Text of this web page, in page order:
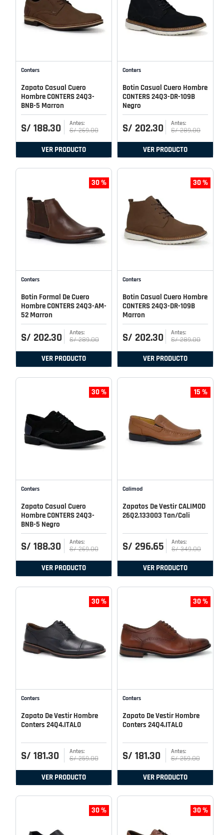
Conters
Zapato Casual Cuero
Hombre CONTERS 24Q3-
BNB-5 Marron
S/ 188.30 S/ 269.00
VER PRODUCTO
Conters
Botin Casual Cuero Hombre
CONTERS 24Q3-DR-109B
Negro
S/ 202.30 S/ 289.00
VER PRODUCTO
30 %
Conters
Botin Formal De Cuero
Hombre CONTERS 24Q3-AM-
52 Marron
S/ 202.30 S/ 289.00
VER PRODUCTO
30 %
Conters
Botin Casual Cuero Hombre
CONTERS 24Q3-DR-109B
Marron
S/ 202.30 S/ 289.00
VER PRODUCTO
30 %
Conters
Zapato Casual Cuero
Hombre CONTERS 24Q3-
BNB-5 Negro
S/ 188.30 S/ 269.00
VER PRODUCTO
15 %
Calimod
Zapatos De Vestir CALIMOD
26Q2.133003 Tan/Cali
S/ 296.65 S/ 349.00
VER PRODUCTO
30 %
Conters
Zapato De Vestir Hombre
Conters 24Q4.ITALO
S/ 181.30 S/ 259.00
VER PRODUCTO
30 %
Conters
Zapato De Vestir Hombre
Conters 24Q4.ITALO
S/ 181.30 S/ 259.00
VER PRODUCTO
30 % 30 %